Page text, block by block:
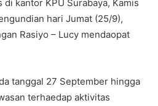
kantor KPU Surabaya, Kamis
hari Jumat (25/9),
Rasiyo – Lucy mendaopat
tanggal 27 September hingga
terhaedap aktivitas